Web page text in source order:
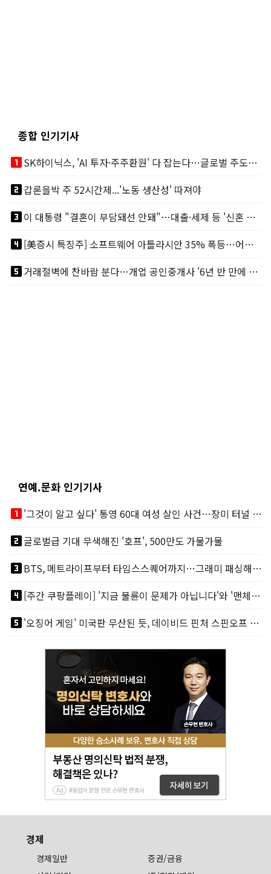
종합 인기기사
looks_one
SK하이닉스, 'AI 투자·주주환원' 다 잡는다…글로벌 주도권 굳히기
looks_two갑론을박 주 52시간제...'노동 생산성' 따져야
looks_3
이 대통령 "결혼이 부담돼선 안돼"…대출·세제 등 '신혼 걸림돌' 제거
looks_4
[美증시 특징주] 소프트웨어 아틀라시안 35% 폭등…어닝서프, 투자의견 줄줄이 상향
looks_5
거래절벽에 찬바람 분다…개업 공인중개사 '6년 반 만에 최저'
연예.문화 인기기사
looks_one
'그것이 알고 싶다' 통영 60대 여성 살인 사건…장미 터널 아래 킬러, 누구냐 넌?
looks_two글로벌급 기대 무색해진 '호프', 500만도 가물가물
looks_3
BTS, 메트라이프부터 타임스스퀘어까지…그래미 패싱해도 미 대륙 꿀꺽
looks_4
[주간 쿠팡플레이] '지금 불륜이 문제가 아닙니다'와 '맨체스터 시티 VS 아틀레티코 마드리드 빅매치'
looks_5
'오징어 게임' 미국판 무산된 듯, 데이비드 핀처 스핀오프 철회
경제
경제일반
증권/금융